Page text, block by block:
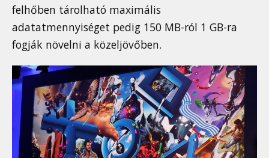
felhőben tárolható maximális
adatatmennyiséget pedig 150 MB-ról 1 GB-ra
fogják növelni a közeljövőben.